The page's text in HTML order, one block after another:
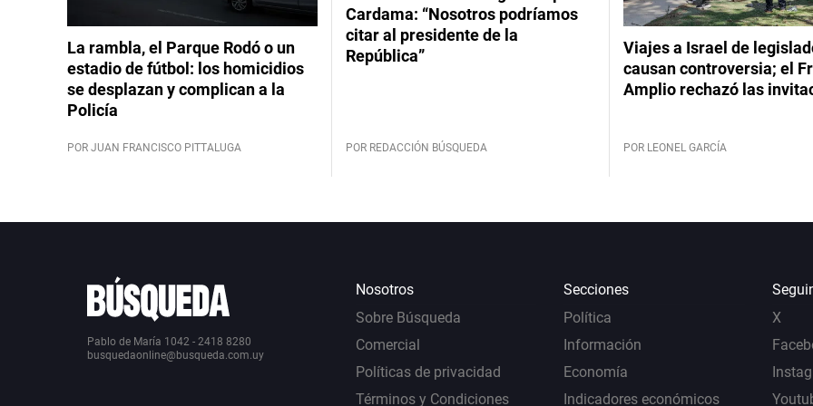
La rambla, el Parque Rodó o un
estadio de fútbol: los homicidios
se desplazan y complican a la
Policía
POR JUAN FRANCISCO PITTALUGA
Cardama: “Nosotros podríamos
citar al presidente de la
República”
POR REDACCIÓN BÚSQUEDA
Viajes a Israel de
causan controversia; el
Amplio rechazó las
POR LEONEL GARCÍA
Pablo de María 1042 - 2418 8280
busquedaonline@busqueda.com.uy
Nosotros
Sobre Búsqueda
Comercial
Políticas de privacidad
Términos y Condiciones
Secciones
Política
Información
Economía
Indicadores económicos
X